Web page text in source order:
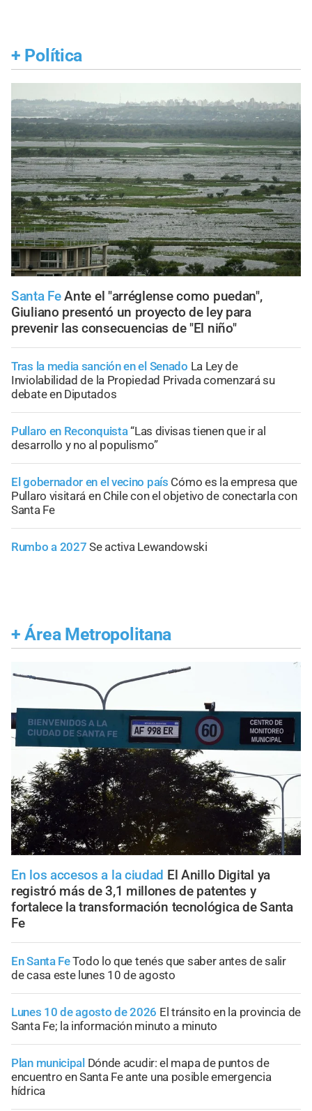
+ Política
Santa Fe Ante el "arréglense como puedan",
Giuliano presentó un proyecto de ley para
prevenir las consecuencias de "El niño"
Tras la media sanción en el Senado La Ley de
Inviolabilidad de la Propiedad Privada comenzará su
debate en Diputados
Pullaro en Reconquista“Las divisas tienen que ir al
desarrollo y no al populismo”
El gobernador en el vecino país Cómo es la empresa que
Pullaro visitará en Chile con el objetivo de conectarla con
Santa Fe
Rumbo a 2027 Se activa Lewandowski
+ Área Metropolitana
En los accesos a la ciudad El Anillo Digital ya
registró más de 3,1 millones de patentes y
fortalece la transformación tecnológica de Santa
Fe
En Santa FeTodo lo que tenés que saber antes de salir
de casa este lunes 10 de agosto
Lunes 10 de agosto de 2026 El tránsito en la provincia de
Santa Fe; la información minuto a minuto
Plan municipal Dónde acudir: el mapa de puntos de
encuentro en Santa Fe ante una posible emergencia
hídrica